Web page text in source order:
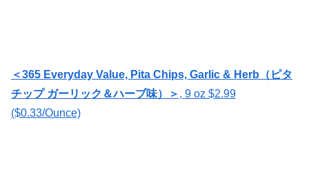
＜365 Everyday Value, Pita Chips, Garlic & Herb（ピタ
チップ ガーリック＆ハーブ味）＞ , 9 oz $2.99
($0.33/Ounce)